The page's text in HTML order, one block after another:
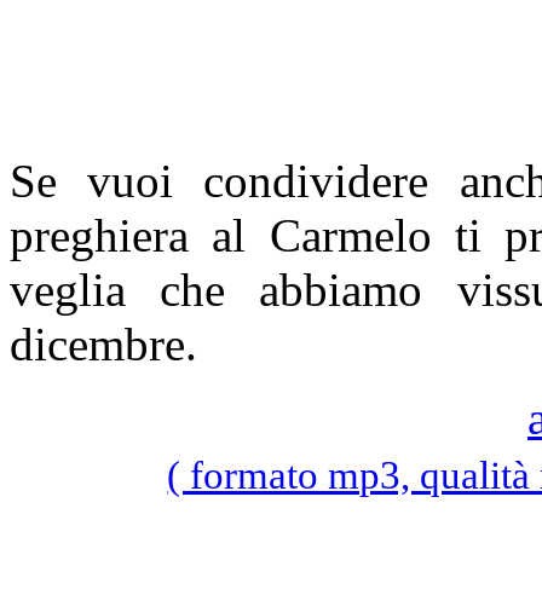
Se vuoi condividere
preghiera al Carmelo ti
veglia che abbiamo
dicembre.
( formato mp3,